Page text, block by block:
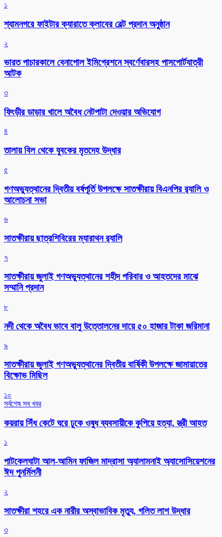
১
শ্যামনগরে ফাইটার ক্যারাতে ক্লাবের বেল্ট প্রদান অনুষ্ঠান
২
ভারত পাচারকালে বেনাপোল ইমিগ্রেশনে স্বর্ণেবারসহ পাসপোর্টযাত্রী
আটক
৩
ফিংড়ীর ডাড়ার খালে অবৈধ নেটপাটা দেওয়ার অভিযোগ
৪
তালায় বিল থেকে যুবকের মৃতদেহ উদ্ধার
৫
গণঅভ্যুত্থানের দ্বিতীয় বর্ষপূর্তি উপলক্ষে সাতক্ষীরায় বিএনপির র‌্যালি ও
আলোচনা সভা
৬
সাতক্ষীরায় ছাত্রশিবিরের ম্যারাথন র‌্যালি
৭
সাতক্ষীরায় জুলাই গণঅভ্যুত্থানের শহীদ পরিবার ও আহতদের মাঝে
সম্মানি প্রদান
৮
নদী থেকে অবৈধ ভাবে বালু উত্তোলনের দায়ে ৫০ হাজার টাকা জরিমানা
৯
সাতক্ষীরায় জুলাই গণঅভ্যুত্থানের দ্বিতীয় বার্ষিকী উপলক্ষে জামায়াতের
বিক্ষোভ মিছিল
১০
সর্বশেষ সব খবর
কয়রায় সিঁধ কেটে ঘরে ঢুকে ওষুধ ব্যবসায়ীকে কুপিয়ে হত্যা, স্ত্রী আহত
১
পাটকেলঘাটা আল-আমিন ফাজিল মাদ্রাসা অ্যালামনাই অ্যাসোসিয়েশনের
ঈদ পুনর্মিলনী
২
সাতক্ষীরা শহরে এক নারীর অস্বাভাবিক মৃত্যু, গলিত লাশ উদ্ধার
৩